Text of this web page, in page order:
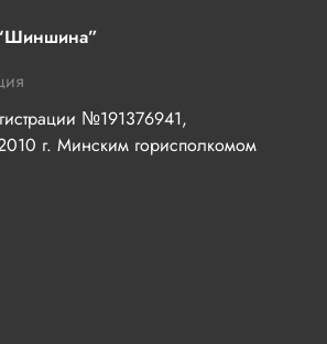
№191376941,
г. Минским горисполкомом